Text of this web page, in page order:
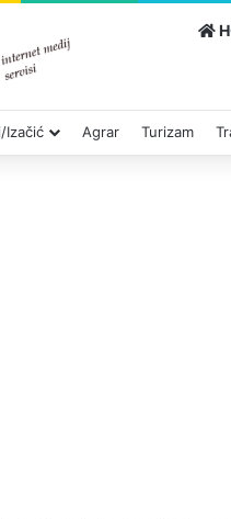
Izačić Agrar Turizam